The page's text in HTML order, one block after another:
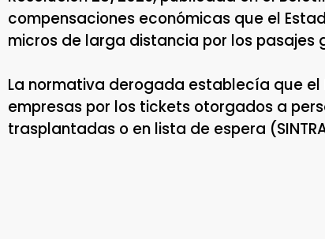
compensaciones económicas que el
micros de larga distancia por los pasajes
La normativa derogada establecía que
empresas por los tickets otorgados a
trasplantadas o en lista de espera